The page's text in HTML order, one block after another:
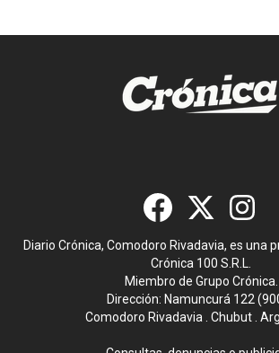
Diario Crónica, Comodoro Rivadavia, es una
Crónica 100 S.R.L.
Miembro de Grupo Crónica.
Dirección: Namuncurá 122
Comodoro Rivadavia . Chubut .